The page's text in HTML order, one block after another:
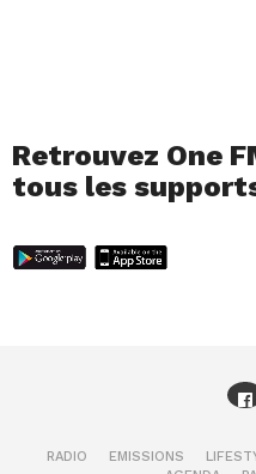
Retrouvez One
tous les
RADIO EMISSIONS